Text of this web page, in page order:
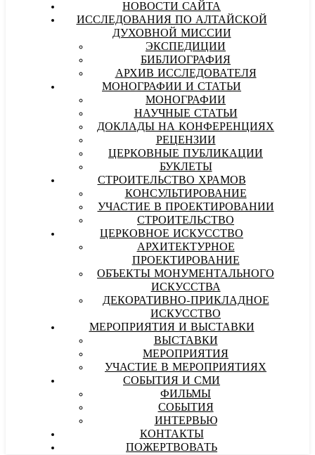
НОВОСТИ САЙТА
ИССЛЕДОВАНИЯ ПО АЛТАЙСКОЙ
ДУХОВНОЙ МИССИИ
ЭКСПЕДИЦИИ
БИБЛИОГРАФИЯ
АРХИВ ИССЛЕДОВАТЕЛЯ
МОНОГРАФИИ И СТАТЬИ
МОНОГРАФИИ
НАУЧНЫЕ СТАТЬИ
ДОКЛАДЫ НА КОНФЕРЕНЦИЯХ
РЕЦЕНЗИИ
ЦЕРКОВНЫЕ ПУБЛИКАЦИИ
БУКЛЕТЫ
СТРОИТЕЛЬСТВО ХРАМОВ
КОНСУЛЬТИРОВАНИЕ
УЧАСТИЕ В ПРОЕКТИРОВАНИИ
СТРОИТЕЛЬСТВО
ЦЕРКОВНОЕ ИСКУССТВО
АРХИТЕКТУРНОЕ
ПРОЕКТИРОВАНИЕ
ОБЪЕКТЫ МОНУМЕНТАЛЬНОГО
ИСКУССТВА
ДЕКОРАТИВНО-ПРИКЛАДНОЕ
ИСКУССТВО
МЕРОПРИЯТИЯ И ВЫСТАВКИ
ВЫСТАВКИ
МЕРОПРИЯТИЯ
УЧАСТИЕ В МЕРОПРИЯТИЯХ
СОБЫТИЯ И СМИ
ФИЛЬМЫ
СОБЫТИЯ
ИНТЕРВЬЮ
КОНТАКТЫ
ПОЖЕРТВОВАТЬ